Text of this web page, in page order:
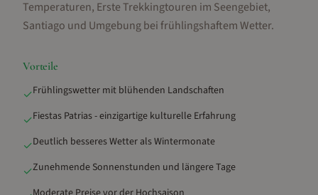
Temperaturen, Erste Trekkingtouren im Seengebiet,
Santiago und Umgebung bei frühlingshaftem Wetter.
Vorteile
✓Frühlingswetter mit blühenden Landschaften
✓Fiestas Patrias - einzigartige kulturelle Erfahrung
✓Deutlich besseres Wetter als Wintermonate
✓Zunehmende Sonnenstunden und längere Tage